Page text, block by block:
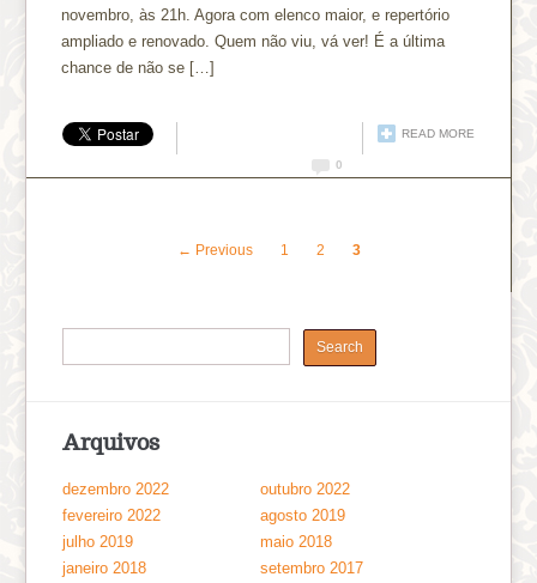
novembro, às 21h. Agora com elenco maior, e repertório
ampliado e renovado. Quem não viu, vá ver! É a última
chance de não se […]
READ MORE
0
← Previous 1 2 3
Arquivos
dezembro 2022
outubro 2022
fevereiro 2022
agosto 2019
julho 2019
maio 2018
janeiro 2018
setembro 2017